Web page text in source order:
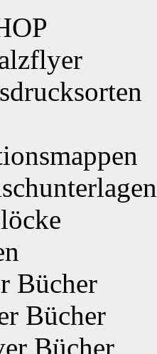
Bücher
Bücher
Bücher